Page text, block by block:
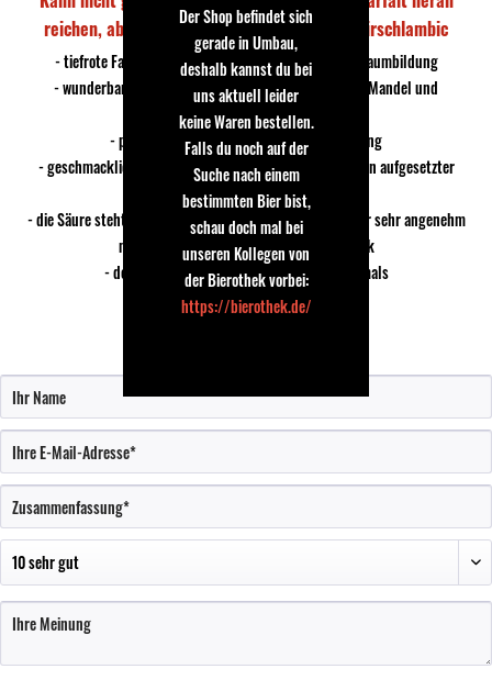
reichen, aber immer noch ein richtig gutes Kirschlambic
- tiefrote Farbe mit leichter, schnell zerfallender Schaumbildung
- wunderbares Aroma nach Sauerkirschen und etwas Mandel und
Marzipan
- passende, gut moussierende Carbonisierung
- geschmacklich wirkt das ganze sehr natürlich, d.h. kein aufgesetzter
künstlicher Kirschgeschmack
- die Säure steht klar im Vordergrund, verbindet sich aber sehr angenehm
mit einem leicht holzigen Kirschgeschmack
- der Abgang betont diese Säure dann nochmals
Der Shop befindet sich
gerade in Umbau,
deshalb kannst du bei
uns aktuell leider
keine Waren bestellen.
Falls du noch auf der
Suche nach einem
bestimmten Bier bist,
schau doch mal bei
unseren Kollegen von
der Bierothek vorbei:
https://bierothek.de/